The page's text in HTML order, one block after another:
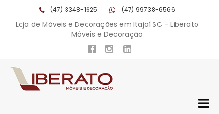
(47) 3348-1625 (47) 99738-6566
Loja de Móveis e Decorações em Itajaí SC - Liberato
Móveis e Decoração